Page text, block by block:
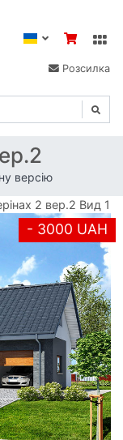
Розсилка
версію
2 вер.2 Вид 1
- 3000 UAH